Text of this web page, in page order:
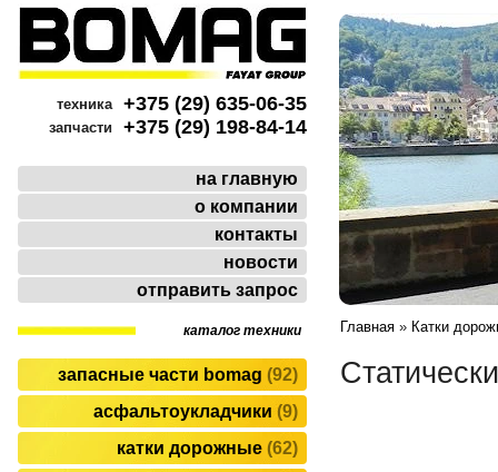
техника +375 (29) 635-06-35
запчасти +375 (29) 198-84-14
на главную
о компании
контакты
новости
отправить запрос
каталог техники
запасные части bomag 92
асфальтоукладчики 9
катки дорожные 62
Главная » Катки